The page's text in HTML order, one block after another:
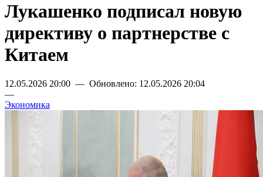
Лукашенко подписал новую
директиву о партнерстве с
Китаем
12.05.2026 20:00 — Обновлено: 12.05.2026 20:04
—
Экономика